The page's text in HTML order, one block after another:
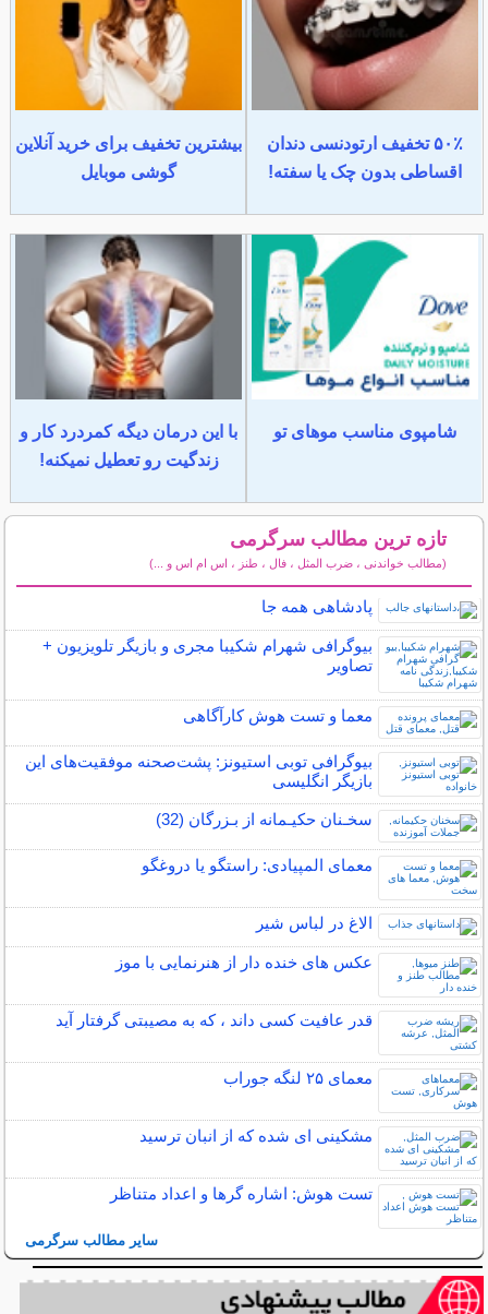
۵۰٪ تخفیف ارتودنسی دندان
اقساطی بدون چک یا سفته!
بیشترین تخفیف برای خرید آنلاین
گوشی موبایل
شامپوی مناسب موهای تو
با این درمان دیگه کمردرد کار و
زندگیت رو تعطیل نمیکنه!
تازه ترین مطالب سرگرمی
(مطالب خواندنی ، ضرب المثل ، فال ، طنز ، اس ام اس و ...)
پادشاهی همه جا
بیوگرافی شهرام شکیبا مجری و بازیگر تلویزیون +
تصاویر
معما و تست هوش کارآگاهی
بیوگرافی توبی استیونز: پشت‌صحنه موفقیت‌های این
بازیگر انگلیسی
سخـنان حکیـمانه از بـزرگان (32)
معمای المپیادی: راستگو یا دروغگو
الاغ در لباس شیر
عکس های خنده دار از هنرنمایی با موز
قدر عافیت کسی داند ، که به مصیبتی گرفتار آید
معمای ۲۵ لنگه جوراب
مشکینی ای شده که از انبان ترسید
تست هوش: اشاره گرها و اعداد متناظر
سایر مطالب سرگرمی